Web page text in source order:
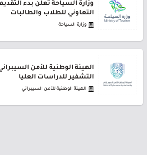
وزارة السياحة تعلن بدء
التعاوني للطلاب والطالبات
وزارة السياحة
الهيئة الوطنية للأمن
التشفير للدراسات العليا
الهيئة الوطنية للأمن السيبراني